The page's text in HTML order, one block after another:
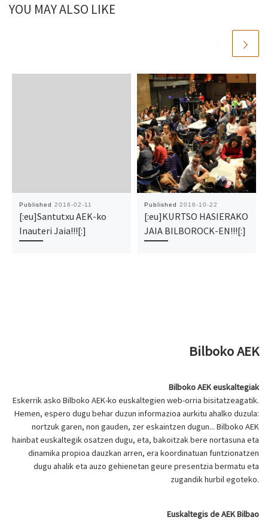
YOU MAY ALSO LIKE
Published 2016-02-11
[:eu]Santutxu AEK-ko
Inauteri Jaia!!![:]
Published 2016-10-22
[:eu]KURTSO HASIERAKO
JAIA BILBOROCK-EN!!![:]
Bilboko AEK
Bilboko AEK euskaltegiak
Eskerrik asko Bilboko AEK-ko euskaltegien web-orria bisitatzeagatik.
Hemen, espero dugu behar duzun informazioa aurkitu ahalko duzula:
nortzuk garen, non gauden, zer eskaintzen dugun... Bilboko AEK
hainbat euskaltegik osatzen dugu, eta, bakoitzak bere nortasuna eta
dinamika propioa dauzkan arren, era koordinatuan funtzionatzen
dugu ahalik eta auzo gehienetan geure presentzia bermatu eta
zugandik hurbil egoteko.
Euskaltegis de AEK Bilbao